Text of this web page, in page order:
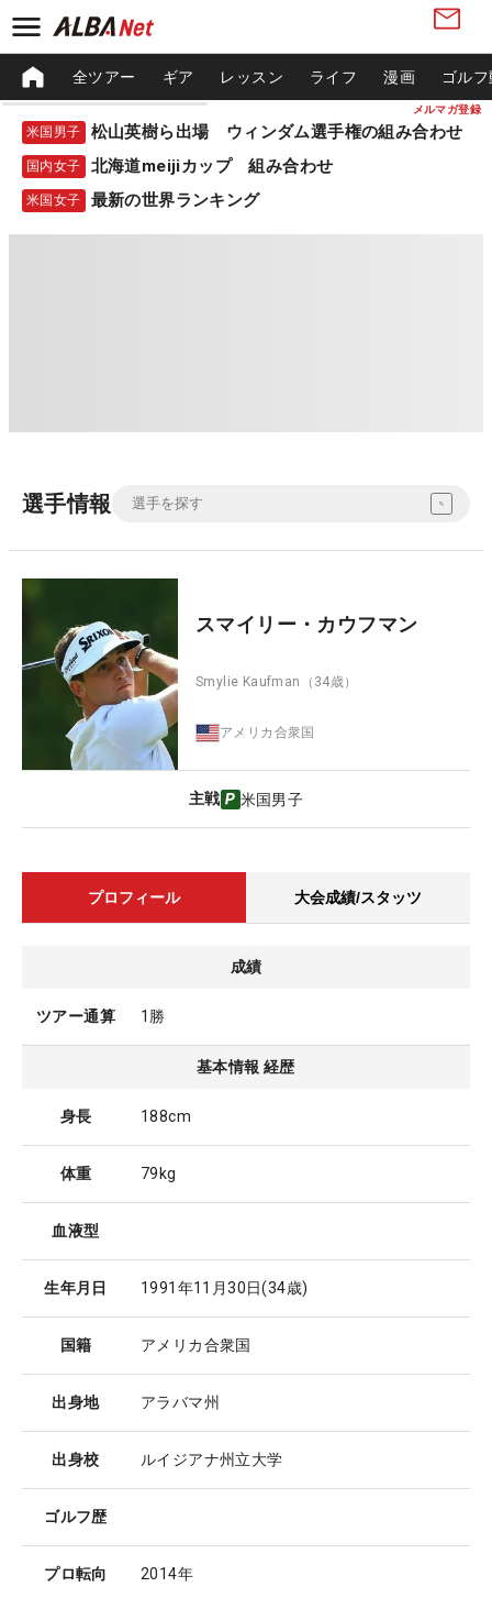
メルマガ登録
全ツアー ギア レッスン ライフ 漫画 ゴル
米国男子 松山英樹ら出場 ウィンダム選手権の組み合わせ
国内女子 北海道meijiカップ 組み合わせ
米国女子 最新の世界ランキング
選手情報
スマイリー・カウフマン
Smylie Kaufman （34歳）
アメリカ合衆国
主戦 米国男子
プロフィール 大会成績/スタッツ
成績
ツアー通算 1勝
基本情報 経歴
身長 188cm
体重 79kg
血液型
生年月日 1991年11月30日(34歳)
国籍 アメリカ合衆国
出身地 アラバマ州
出身校 ルイジアナ州立大学
ゴルフ歴
プロ転向 2014年